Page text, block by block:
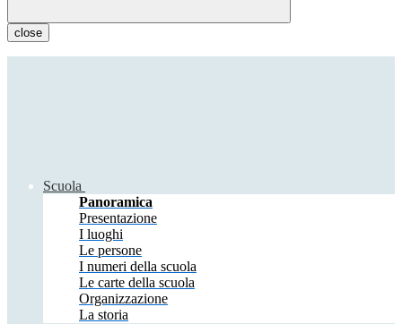
close
Scuola
Panoramica
Presentazione
I luoghi
Le persone
I numeri della scuola
Le carte della scuola
Organizzazione
La storia